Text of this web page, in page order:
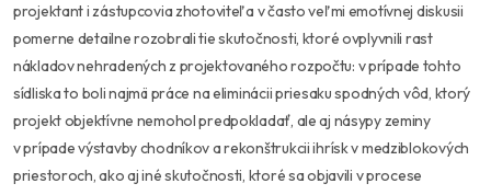
projektant i zástupcovia zhotoviteľa v často veľmi emotívnej diskusii
pomerne detailne rozobrali tie skutočnosti, ktoré ovplyvnili rast
nákladov nehradených z projektovaného rozpočtu: v prípade tohto
sídliska to boli najmä práce na eliminácii priesaku spodných vôd, ktorý
projekt objektívne nemohol predpokladať, ale aj násypy zeminy
v prípade výstavby chodníkov a rekonštrukcii ihrísk v medziblokových
priestoroch, ako aj iné skutočnosti, ktoré sa objavili v procese